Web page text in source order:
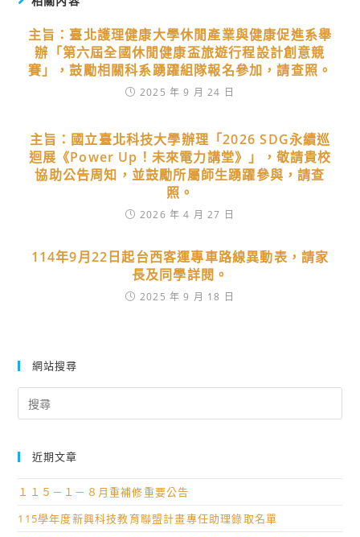
主旨：臺北護理健康大學休閒產業與健康促進系舉
辦「第六屆全國休閒健康盃旅遊行程設計創意競
賽」，鼓勵相關科系踴躍組隊報名參加，請查照。
2025 年 9 月 24 日
主旨：國立臺北科技大學辦理「2026 SDG永續巡
迴展《Power Up！未來電力講堂》」，敬請貴校
協助公告周知，並鼓勵所屬師生踴躍參與，請查
照。
2026 年 4 月 27 日
114年9月22日起台西客運專車路線異動表，請家
長及同學詳閱。
2025 年 9 月 18 日
網站搜尋
for:
近期文章
１１５－１－８月重補修重要公告
115學年度新興科技教育聯盟計畫專任助理錄取名單